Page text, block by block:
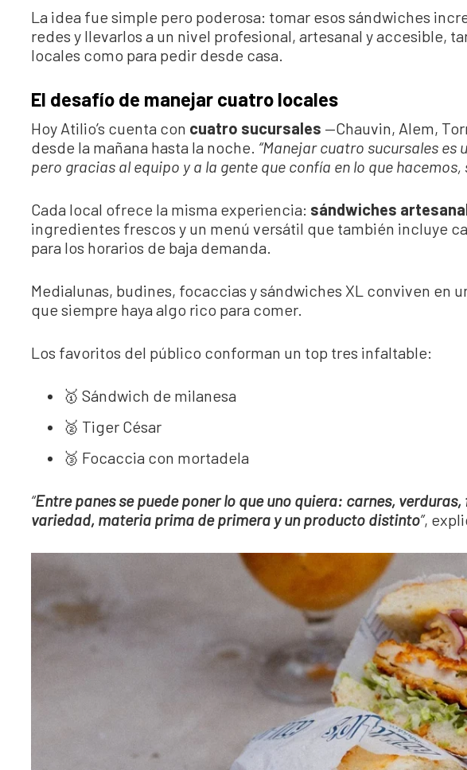
La idea fue simple pero poderosa: tomar esos sándwiches
redes y llevarlos a un nivel profesional, artesanal y accesible,
locales como para pedir desde casa.
El desafío de manejar cuatro locales
Hoy Atilio’s cuenta con cuatro sucursales —Chauvin, Alem,
desde la mañana hasta la noche. “Manejar cuatro sucursales
pero gracias al equipo y a la gente que confía en lo que hacemos,
Cada local ofrece la misma experiencia: sándwiches
ingredientes frescos y un menú versátil que también incluye
para los horarios de baja demanda.
Medialunas, budines, focaccias y sándwiches XL conviven en
que siempre haya algo rico para comer.
Los favoritos del público conforman un top tres infaltable:
🥇 Sándwich de milanesa
🥈 Tiger César
🥉 Focaccia con mortadela
“Entre panes se puede poner lo que uno quiera: carnes,
variedad, materia prima de primera y un producto distinto”,